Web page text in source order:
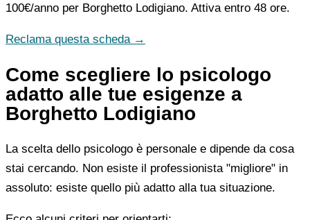
100€/anno per Borghetto Lodigiano. Attiva entro 48 ore.
Reclama questa scheda →
Come scegliere lo psicologo
adatto alle tue esigenze a
Borghetto Lodigiano
La scelta dello psicologo è personale e dipende da cosa
stai cercando. Non esiste il professionista "migliore" in
assoluto: esiste quello più adatto alla tua situazione.